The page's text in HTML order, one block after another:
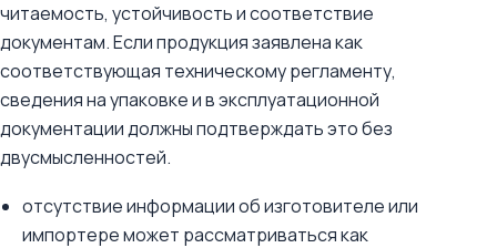
читаемость, устойчивость и соответствие
документам. Если продукция заявлена как
соответствующая техническому регламенту,
сведения на упаковке и в эксплуатационной
документации должны подтверждать это без
двусмысленностей.
отсутствие информации об изготовителе или
импортере может рассматриваться как